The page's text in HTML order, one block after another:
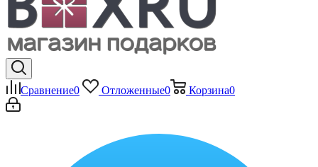
Сравнение0 Отложенные0 Корзина0